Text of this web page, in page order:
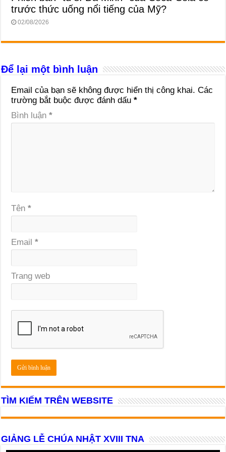
trước thức uống nổi tiếng của Mỹ?
02/08/2026
Để lại một bình luận
Email của bạn sẽ không được hiển thị công khai. Các
trường bắt buộc được đánh dấu*
Bình luận*
Tên*
Email*
Trang web
TÌM KIẾM TRÊN WEBSITE
GIẢNG LỄ CHÚA NHẬT XVIII TNA